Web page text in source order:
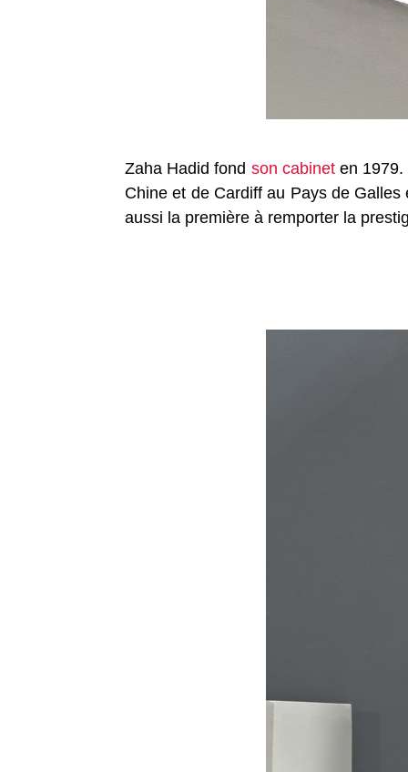
Zaha Hadid fond son cabineten 1979.
Chine et de Cardiff au Pays de
aussi la première à remporter la